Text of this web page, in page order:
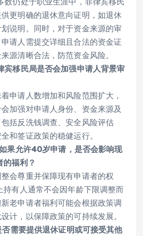
更明确的退休意向证明，如退休
说明。同时，对于资金来源的审
请人需提交详细且合法的资金证
源清晰合法，防范资金风险。
宾移民局是否会加强申请人背景审
申请人数增加和风险范围扩大，
加强对申请人身份、资金来源及
括反洗钱调查、安全风险评估
和签证政策的稳健运行。
果允许40岁申请，是否会影响现
的福利？
会尊重并保障现有申请者的权
有人通常不会因年龄下限调整而
老申请者福利可能会根据政策调
计，以保障政策的可持续发展。
需要提供退休证明或可接受其他